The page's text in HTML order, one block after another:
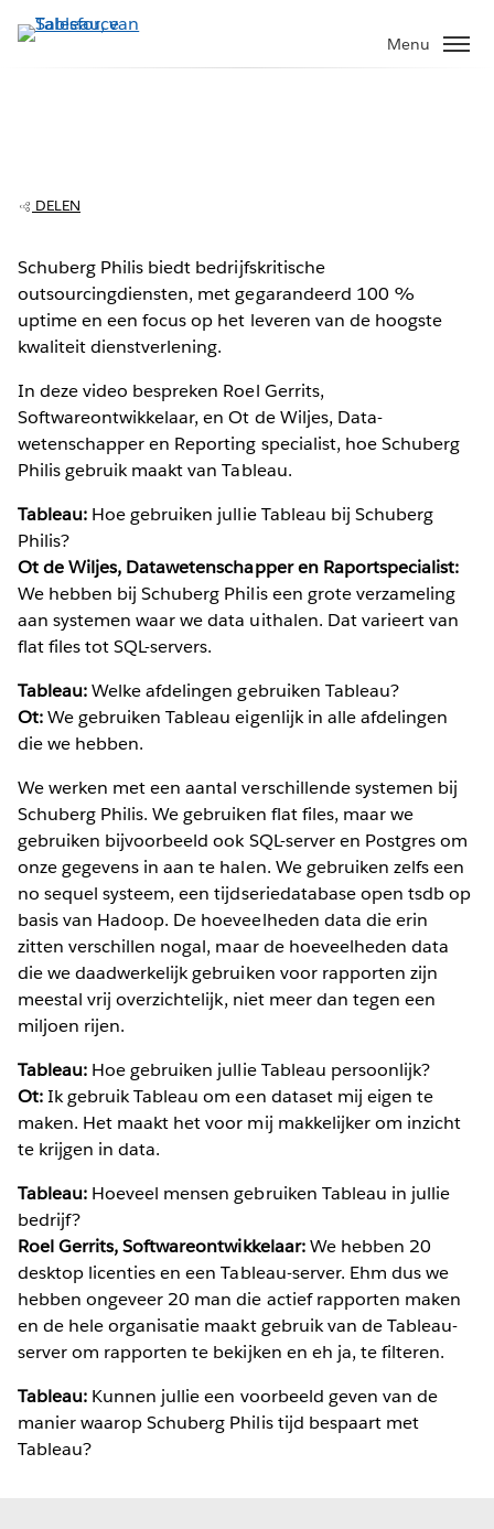
Verder
naar
Menu
modal
vjs_video_3
DELEN
Schuberg Philis biedt bedrijfskritische
outsourcingdiensten, met gegarandeerd 100 %
uptime en een focus op het leveren van de hoogste
kwaliteit dienstverlening.
In deze video bespreken Roel Gerrits,
Softwareontwikkelaar, en Ot de Wiljes, Data-
wetenschapper en Reporting specialist, hoe Schuberg
Philis gebruik maakt van Tableau.
Tableau: Hoe gebruiken jullie Tableau bij Schuberg
Philis?
Ot de Wiljes, Datawetenschapper en Raportspecialist:
We hebben bij Schuberg Philis een grote verzameling
aan systemen waar we data uithalen. Dat varieert van
flat files tot SQL-servers.
Tableau:Welke afdelingen gebruiken Tableau?
Ot:We gebruiken Tableau eigenlijk in alle afdelingen
die we hebben.
We werken met een aantal verschillende systemen bij
Schuberg Philis. We gebruiken flat files, maar we
gebruiken bijvoorbeeld ook SQL-server en Postgres om
onze gegevens in aan te halen. We gebruiken zelfs een
no sequel systeem, een tijdseriedatabase open tsdb op
basis van Hadoop. De hoeveelheden data die erin
zitten verschillen nogal, maar de hoeveelheden data
die we daadwerkelijk gebruiken voor rapporten zijn
meestal vrij overzichtelijk, niet meer dan tegen een
miljoen rijen.
Tableau: Hoe gebruiken jullie Tableau persoonlijk?
Ot:Ik gebruik Tableau om een dataset mij eigen te
maken. Het maakt het voor mij makkelijker om inzicht
te krijgen in data.
Tableau: Hoeveel mensen gebruiken Tableau in jullie
bedrijf?
Roel Gerrits, Softwareontwikkelaar:We hebben 20
desktop licenties en een Tableau-server. Ehm dus we
hebben ongeveer 20 man die actief rapporten maken
en de hele organisatie maakt gebruik van de Tableau-
server om rapporten te bekijken en eh ja, te filteren.
Tableau: Kunnen jullie een voorbeeld geven van de
manier waarop Schuberg Philis tijd bespaart met
Tableau?